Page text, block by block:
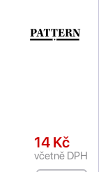
14 Kč
včetně DPH